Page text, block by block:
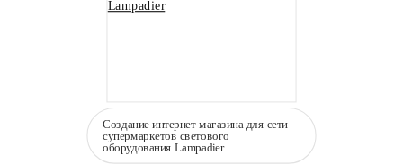
Создание интернет магазина для сети
супермаркетов светового
оборудования Lampadier